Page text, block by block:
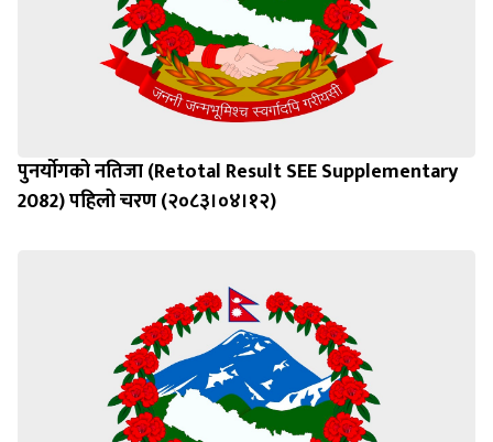
पुनर्याेगको नतिजा (Retotal Result SEE Supplementary
2082) पहिलो चरण (२०८३।०४।१२)